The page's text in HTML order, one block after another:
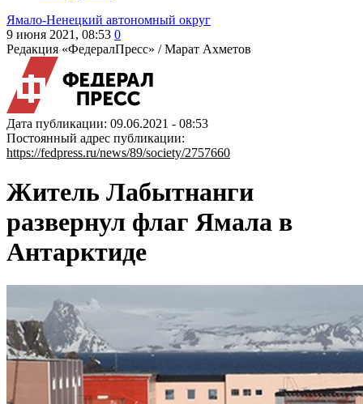
Ямало-Ненецкий автономный округ
9 июня 2021, 08:53 0
Редакция «ФедералПресс» /Марат Ахметов
Дата публикации: 09.06.2021 - 08:53
Постоянный адрес публикации:
https://fedpress.ru/news/89/society/2757660
Житель Лабытнанги
развернул флаг Ямала в
Антарктиде